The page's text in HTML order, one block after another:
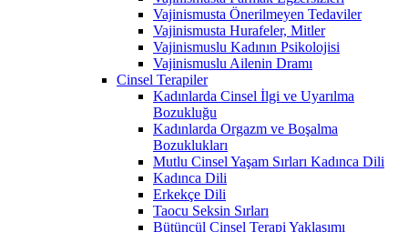
Vajinismusta Önerilmeyen Tedaviler
Vajinismusta Hurafeler, Mitler
Vajinismuslu Kadının Psikolojisi
Vajinismuslu Ailenin Dramı
Cinsel Terapiler
Kadınlarda Cinsel İlgi ve Uyarılma
Bozukluğu
Kadınlarda Orgazm ve Boşalma
Bozuklukları
Mutlu Cinsel Yaşam Sırları Kadınca Dili
Kadınca Dili
Erkekçe Dili
Taocu Seksin Sırları
Bütüncül Cinsel Terapi Yaklaşımı